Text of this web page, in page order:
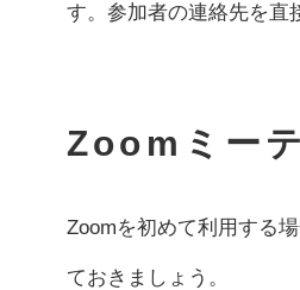
す。参加者の連絡先を直
Zoomミー
Zoomを初めて利用する
ておきましょう。